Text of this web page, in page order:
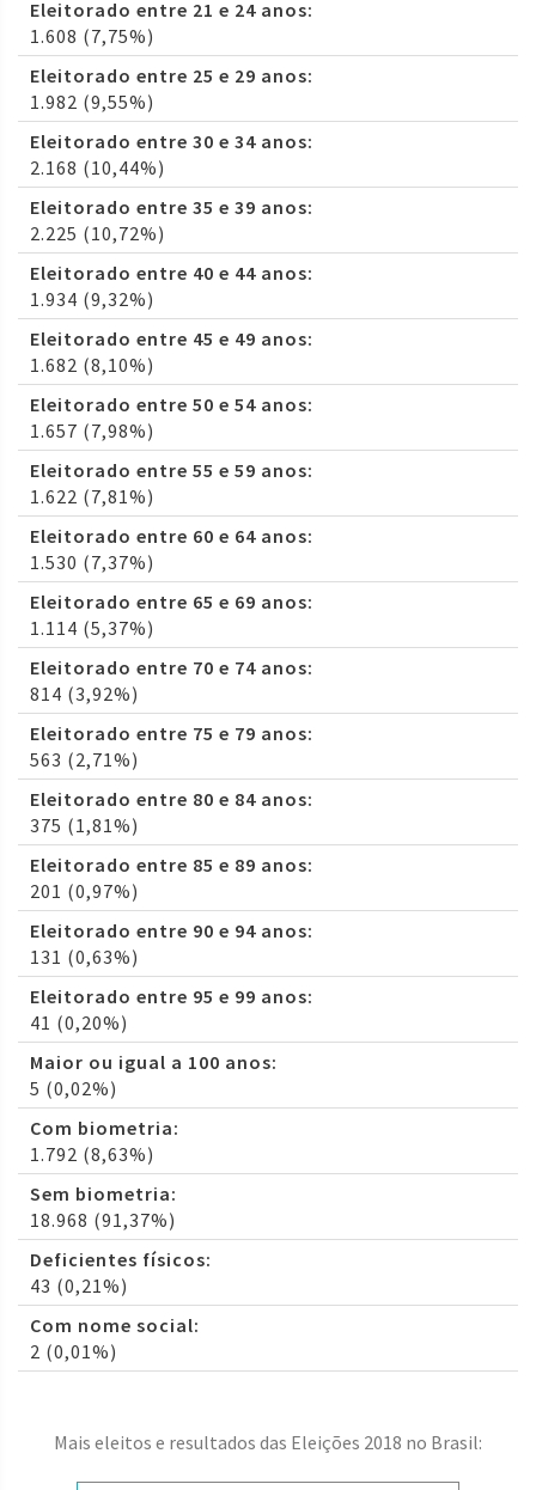
Eleitorado entre 21 e 24 anos:
1.608 (7,75%)
Eleitorado entre 25 e 29 anos:
1.982 (9,55%)
Eleitorado entre 30 e 34 anos:
2.168 (10,44%)
Eleitorado entre 35 e 39 anos:
2.225 (10,72%)
Eleitorado entre 40 e 44 anos:
1.934 (9,32%)
Eleitorado entre 45 e 49 anos:
1.682 (8,10%)
Eleitorado entre 50 e 54 anos:
1.657 (7,98%)
Eleitorado entre 55 e 59 anos:
1.622 (7,81%)
Eleitorado entre 60 e 64 anos:
1.530 (7,37%)
Eleitorado entre 65 e 69 anos:
1.114 (5,37%)
Eleitorado entre 70 e 74 anos:
814 (3,92%)
Eleitorado entre 75 e 79 anos:
563 (2,71%)
Eleitorado entre 80 e 84 anos:
375 (1,81%)
Eleitorado entre 85 e 89 anos:
201 (0,97%)
Eleitorado entre 90 e 94 anos:
131 (0,63%)
Eleitorado entre 95 e 99 anos:
41 (0,20%)
Maior ou igual a 100 anos:
5 (0,02%)
Com biometria:
1.792 (8,63%)
Sem biometria:
18.968 (91,37%)
Deficientes físicos:
43 (0,21%)
Com nome social:
2 (0,01%)
Mais eleitos e resultados das Eleições 2018 no Brasil: